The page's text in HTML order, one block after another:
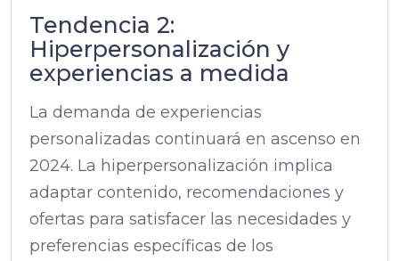
Tendencia 2:
Hiperpersonalización y
experiencias a medida
La demanda de experiencias
personalizadas continuará en ascenso en
2024. La hiperpersonalización implica
adaptar contenido, recomendaciones y
ofertas para satisfacer las necesidades y
preferencias específicas de los